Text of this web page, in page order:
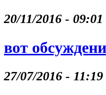
20/11/2016 - 09:01
вот
27/07/2016 - 11:19